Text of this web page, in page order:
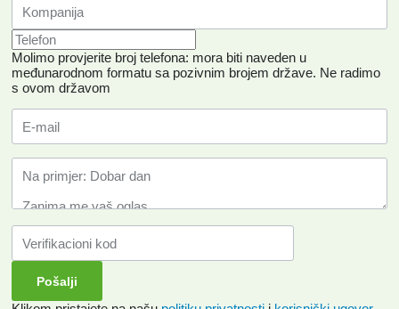
Molimo provjerite broj telefona: mora biti naveden u
međunarodnom formatu sa pozivnim brojem države. Ne radimo
s ovom državom